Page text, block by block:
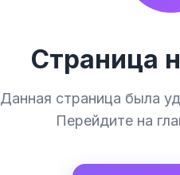
Страница
Данная страница была
Перейдите на